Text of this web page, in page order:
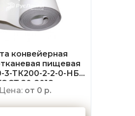
конвейерная
пищевая
3-ТК200-2-2-0-НБ
20-2018
Цена: от 0 р.